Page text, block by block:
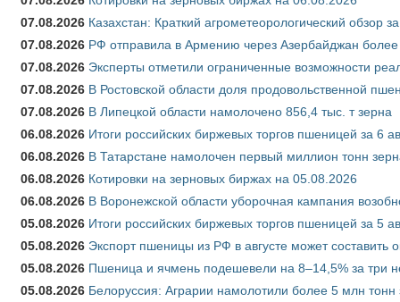
07.08.2026 Казахстан: Краткий агрометеорологический обзор
07.08.2026 РФ отправила в Армению через Азербайджан более
07.08.2026 Эксперты отметили ограниченные возможности
07.08.2026 В Ростовской области доля продовольственной
07.08.2026 В Липецкой области намолочено 856,4 тыс. т зерна
06.08.2026 Итоги российских биржевых торгов пшеницей за 6
06.08.2026 В Татарстане намолочен первый миллион тонн
06.08.2026 Котировки на зерновых биржах на 05.08.2026
06.08.2026 В Воронежской области уборочная кампания
05.08.2026 Итоги российских биржевых торгов пшеницей за 5
05.08.2026 Экспорт пшеницы из РФ в августе может составить
05.08.2026 Пшеница и ячмень подешевели на 8–14,5% за три
05.08.2026 Белоруссия: Аграрии намолотили более 5 млн тонн